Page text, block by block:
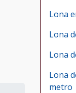
Lona
Lona
Lona
Lona
metro